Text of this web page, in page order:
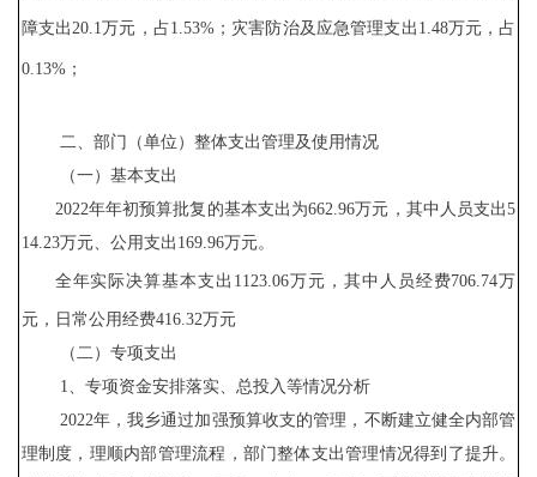
障支出20.1万元，占1.53%；灾害防治及应急管理支出 1.48万元，占
0.13%；
二、部门（单位）整体支出管理及使用情况
（一）基本支出
2022年年初预算批复的基本支出为662.96万元，其中人员支出5
14.23万元、公用支出 169.96万元。
全年实际决算基本支出 1123.06万元，其中人员经费706.74万
元，日常公用经费416.32万元
（二）专项支出
1、专项资金安排落实、总投入等情况分析
2022年，我乡通过加强预算收支的管理，不断建立健全内部管
理制度，理顺内部管理流程，部门整体支出管理情况得到了提升。